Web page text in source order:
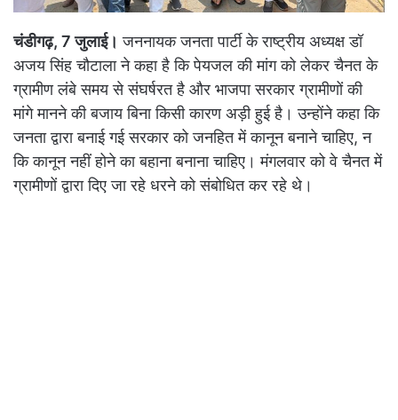
चंडीगढ़, 7जुलाई। जननायक जनता पार्टी के राष्ट्रीय अध्यक्ष डॉ
अजय सिंह चौटाला ने कहा है कि पेयजल की मांग को लेकर चैनत के
ग्रामीण लंबे समय से संघर्षरत है और भाजपा सरकार ग्रामीणों की
मांगे मानने की बजाय बिना किसी कारण अड़ी हुई है। उन्होंने कहा कि
जनता द्वारा बनाई गई सरकार को जनहित में कानून बनाने चाहिए,न
कि कानून नहीं होने का बहाना बनाना चाहिए। मंगलवार को वे चैनत में
ग्रामीणों द्वारा दिए जा रहे धरने को संबोधित कर रहे थे।